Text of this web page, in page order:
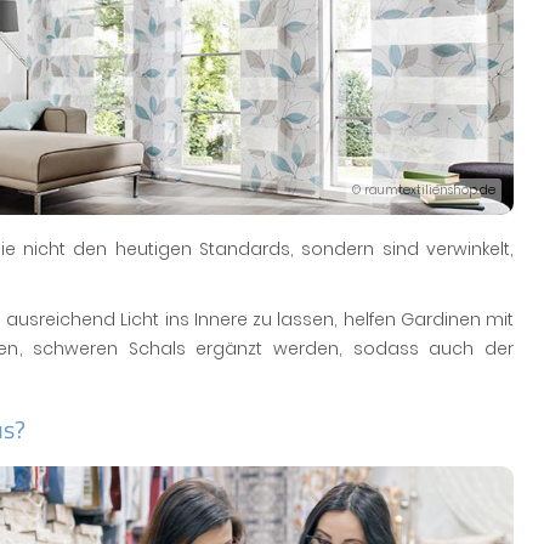
© raumtextilienshop.de
nicht den heutigen Standards, sondern sind verwinkelt,
Licht ins Innere zu lassen, helfen Gardinen mit
schweren Schals ergänzt werden, sodass auch der